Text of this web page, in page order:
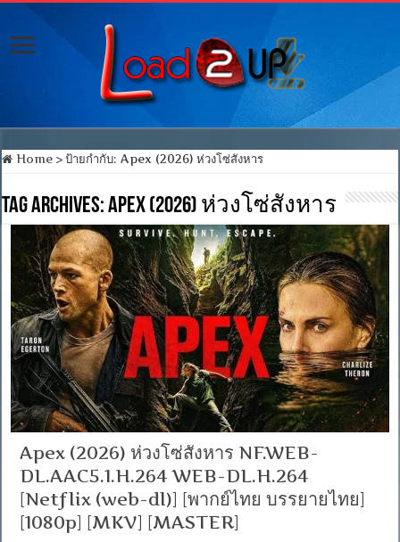
Home > ป้ายกำกับ:Apex (2026) ห่วงโซ่สังหาร
Tag Archives:Apex (2026) ห่วงโซ่สังหาร
Apex (2026) ห่วงโซ่สังหาร NF.WEB-
DL.AAC5.1.H.264 WEB-DL.H.264
[Netflix (web-dl)] [พากย์ไทย บรรยายไทย]
[1080p] [MKV] [MASTER]